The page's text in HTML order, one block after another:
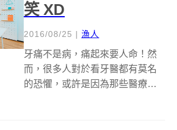
笑 XD
2016/08/25 | 漁人
牙痛不是病，痛起來要人命！然
而，很多人對於看牙醫都有莫名
的恐懼，或許是因為那些醫療器